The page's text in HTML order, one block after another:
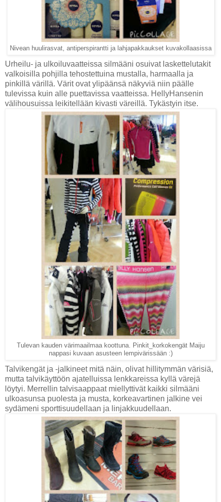
Nivean huulirasvat, antiperspirantti ja lahjapakkaukset kuvakollaasissa
Urheilu- ja ulkoiluvaatteissa silmääni osuivat laskettelutakit
valkoisilla pohjilla tehostettuina mustalla, harmaalla ja
pinkillä värillä. Värit ovat ylipäänsä näkyviä niin päälle
tulevissa kuin alle puettavissa vaatteissa. HellyHansenin
välihousuissa leikitellään kivasti väreillä. Tykästyin itse.
Tulevan kauden värimaailmaa koottuna. Pinkit_korkokengät Maiju
nappasi kuvaan asusteen lempivärissään :)
Talvikengät ja -jalkineet mitä näin, olivat hillitymmän värisiä,
mutta talvikäyttöön ajatelluissa lenkkareissa kyllä värejä
löytyi. Merrellin talvisaappaat miellyttivät kaikki silmääni
ulkoasunsa puolesta ja musta, korkeavartinen jalkine vei
sydämeni sporttisuudellaan ja linjakkuudellaan.